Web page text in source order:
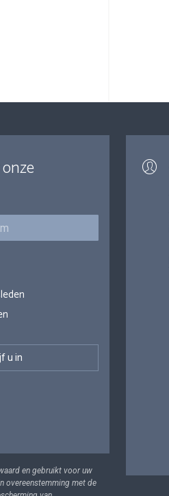
en gebruikt voor uw
overeenstemming met de